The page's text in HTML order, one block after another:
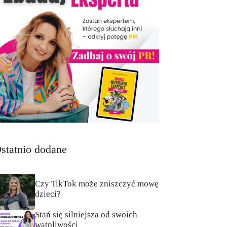
dodane
Czy TikTok może zniszczyć mowę
dzieci?
Stań się silniejsza od swoich
wątpliwości